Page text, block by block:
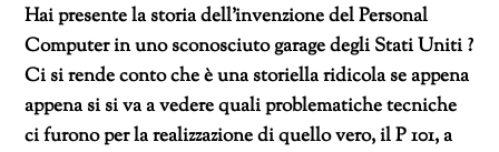
Hai presente la storia dell’invenzione del Personal
Computer in uno sconosciuto garage degli Stati Uniti ?
Ci si rende conto che è una storiella ridicola se appena
appena si si va a vedere quali problematiche tecniche
ci furono per la realizzazione di quello vero, il P 101, a